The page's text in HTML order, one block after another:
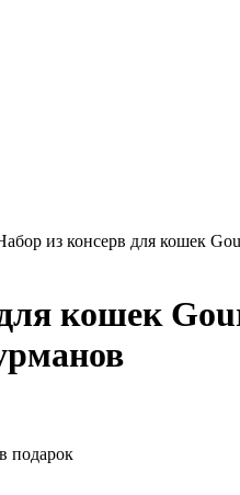
из консерв для кошек
кошек
подарок